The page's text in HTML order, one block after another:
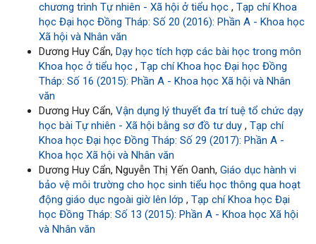
chương trình Tự nhiên - Xã hội ở tiểu học , Tạp chí Khoa
học Đại học Đồng Tháp: Số 20 (2016): Phần A - Khoa học
Xã hội và Nhân văn
Dương Huy Cẩn, Dạy học tích hợp các bài học trong môn
Khoa học ở tiểu học , Tạp chí Khoa học Đại học Đồng
Tháp: Số 16 (2015): Phần A - Khoa học Xã hội và Nhân
văn
Dương Huy Cẩn, Vận dụng lý thuyết đa trí tuệ tổ chức dạy
học bài Tự nhiên - Xã hội bằng sơ đồ tư duy , Tạp chí
Khoa học Đại học Đồng Tháp: Số 29 (2017): Phần A -
Khoa học Xã hội và Nhân văn
Dương Huy Cẩn, Nguyễn Thị Yến Oanh, Giáo dục hành vi
bảo vệ môi trường cho học sinh tiểu học thông qua hoạt
động giáo dục ngoài giờ lên lớp , Tạp chí Khoa học Đại
học Đồng Tháp: Số 13 (2015): Phần A - Khoa học Xã hội
và Nhân văn